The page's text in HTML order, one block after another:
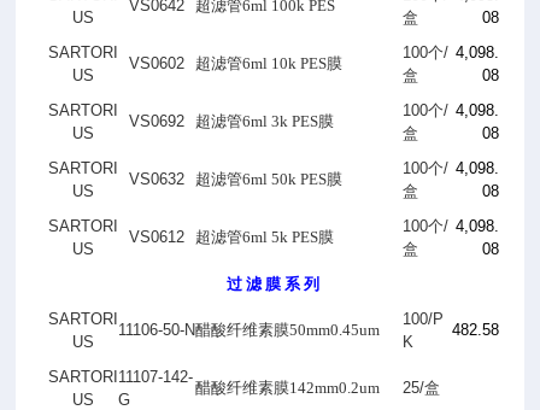
US
VS0642 超滤管6ml 100k PES
盒
08
SARTORI
US
VS0602 超滤管6ml 10k PES膜
100个/
盒
4,098.
08
SARTORI
US
VS0692 超滤管6ml 3k PES膜
100个/
盒
4,098.
08
SARTORI
US
VS0632 超滤管6ml 50k PES膜
100个/
盒
4,098.
08
SARTORI
US
VS0612 超滤管6ml 5k PES膜
100个/
盒
4,098.
08
过 滤 膜 系 列
SARTORI
US
11106-50-N醋酸纤维素膜50mm0.45um
100/P
K
482.58
SARTORI
US
11107-142-
G
醋酸纤维素膜142mm0.2um 25/盒